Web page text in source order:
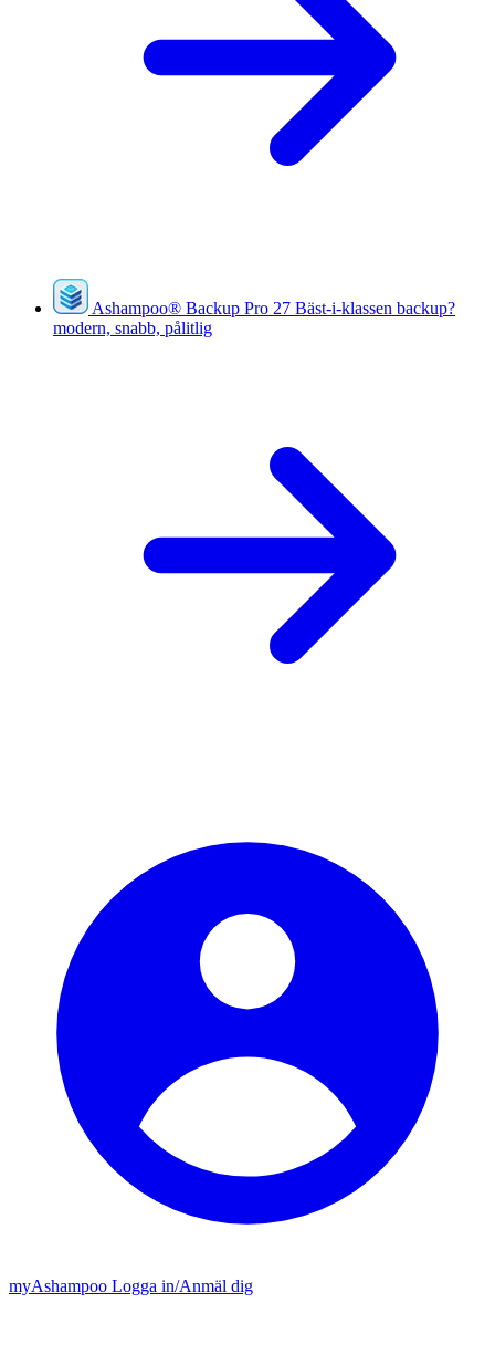
Ashampoo® Backup Pro 27 Bäst-i-klassen backup?
modern, snabb, pålitlig
myAshampoo Logga in/Anmäl dig